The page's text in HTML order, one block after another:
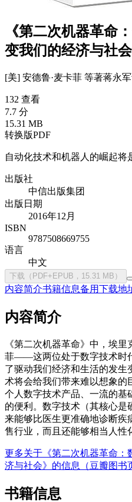
《第二次机器革命
变我们的经济与社
[美] 安德鲁·麦卡菲 等著蒋永军
132 查看
7.7 分
15.31 MB
转换版PDF
自动化技术和机器人的崛起将
出版社
中信出版集团
出版日期
2016年12月
ISBN
9787508669755
语言
中文
下载（PDF+EPUB，15.31 MB）
内容简介书籍信息备用下载地
内容简介
《第二次机器革命》中，埃
菲——这两位处于数字技术时
了驱动我们经济和生活的发
术将会给我们带来难以想象的
个人数字技术产品、一流的基
的便利。数字技术（其核心
来能够比医生更准确地诊断疾
售行业，而且还能够相当人性
更多关于《第二次机器革命：
济与社会》的信息（豆瓣图书
书籍信息